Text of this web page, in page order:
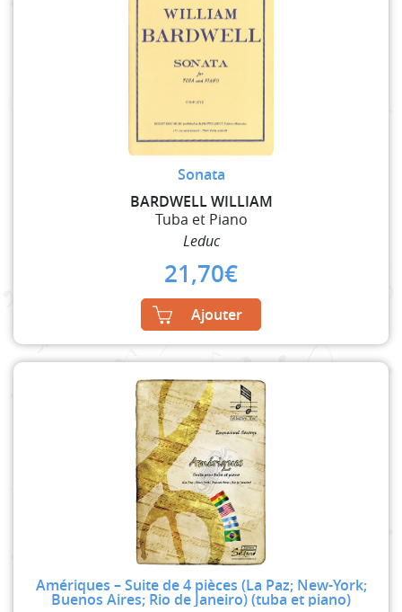
Sonata
BARDWELL WILLIAM
Tuba et Piano
Leduc
21,70€
Ajouter
Amériques – Suite de 4 pièces (La Paz; New-York;
Buenos Aires; Rio de Janeiro) (tuba et piano)